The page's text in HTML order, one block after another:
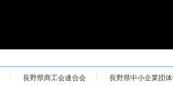
長野県商工会連合会 長野県中小企業団